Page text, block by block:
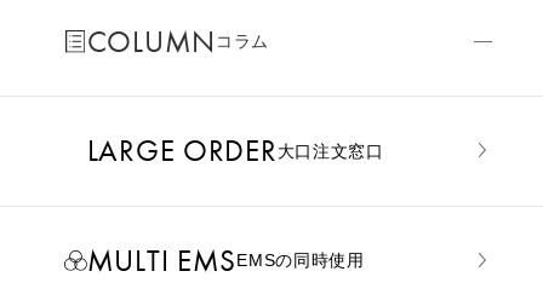
COLUMN コラム
LARGE ORDER⼤⼝注⽂窓⼝
MULTI EMSEMSの同時使用